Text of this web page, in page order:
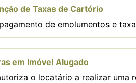
de Taxas de Cartório
de emolumentos e
em Imóvel Alugado
o locatário a realizar uma